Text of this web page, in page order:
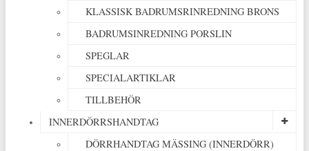
KLASSISK BADRUMSRINREDNING BRONS
BADRUMSINREDNING PORSLIN
SPEGLAR
SPECIALARTIKLAR
TILLBEHÖR
INNERDÖRRSHANDTAG
DÖRRHANDTAG MÄSSING (INNERDÖRR)